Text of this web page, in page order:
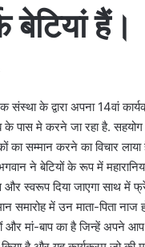
बेटियां हैं।
संस्था के द्वारा अपना 14वां
के पास मे करने जा रहा है.
सम्मान करने का विचार लाया
ने बेटियों के रूप में
स्वरूप दिया जाएगा साथ में
समारोह में उन माता-पिता
और मां-बाप का है जिन्हें अपने